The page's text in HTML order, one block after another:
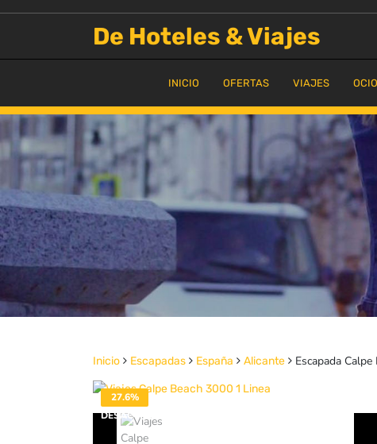
De Hoteles & Viajes
INICIO OFERTAS VIAJES OCIO
Inicio Escapadas España Alicante Escapada
27.6%
DESACTIVADO